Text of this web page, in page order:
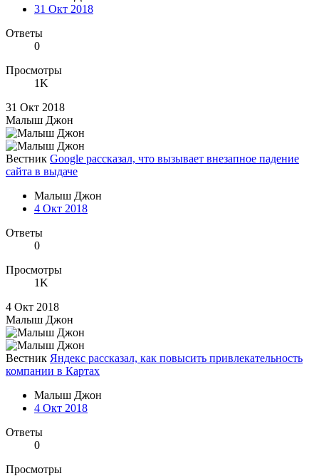
31 Окт 2018
Ответы
0
Просмотры
1K
31 Окт 2018
Малыш Джон
Вестник Google рассказал, что вызывает внезапное падение
сайта в выдаче
Малыш Джон
4 Окт 2018
Ответы
0
Просмотры
1K
4 Окт 2018
Малыш Джон
Вестник Яндекс рассказал, как повысить привлекательность
компании в Картах
Малыш Джон
4 Окт 2018
Ответы
0
Просмотры